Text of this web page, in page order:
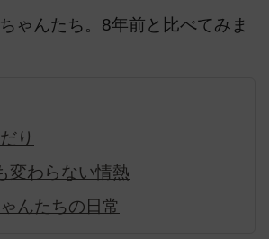
ゃんたち。8年前と比べてみま
り
変わらない情熱
んたちの日常